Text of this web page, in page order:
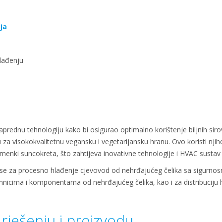
tehnologiju kako bi osigurao optimalno korištenje biljnih
visokokvalitetnu vegansku i vegetarijansku hranu. Ovo koristi
suncokreta, što zahtijeva inovativne tehnologije i HVAC
za procesno hlađenje cjevovod od nehrđajućeg čelika sa
i komponentama od nehrđajućeg čelika, kao i za